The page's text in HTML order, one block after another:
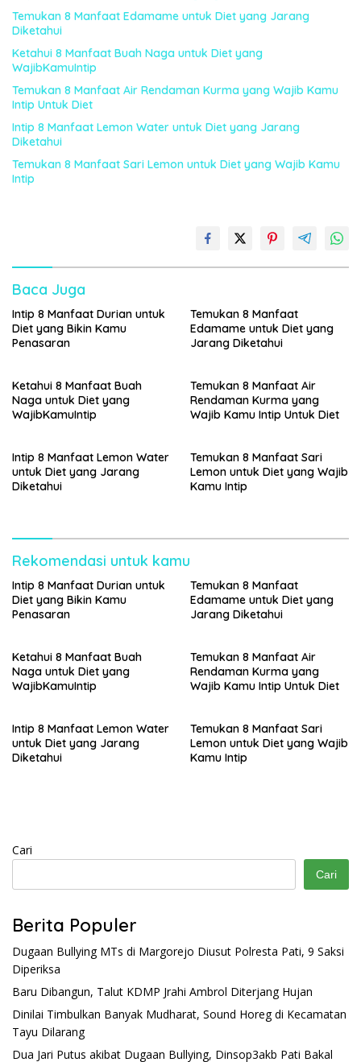
Temukan 8 Manfaat Edamame untuk Diet yang Jarang
Diketahui
Ketahui 8 Manfaat Buah Naga untuk Diet yang
WajibKamuIntip
Temukan 8 Manfaat Air Rendaman Kurma yang Wajib Kamu
Intip Untuk Diet
Intip 8 Manfaat Lemon Water untuk Diet yang Jarang
Diketahui
Temukan 8 Manfaat Sari Lemon untuk Diet yang Wajib Kamu
Intip
Baca Juga
Intip 8 Manfaat Durian untuk
Diet yang Bikin Kamu
Penasaran
Temukan 8 Manfaat
Edamame untuk Diet yang
Jarang Diketahui
Ketahui 8 Manfaat Buah
Naga untuk Diet yang
WajibKamuIntip
Temukan 8 Manfaat Air
Rendaman Kurma yang
Wajib Kamu Intip Untuk Diet
Intip 8 Manfaat Lemon Water
untuk Diet yang Jarang
Diketahui
Temukan 8 Manfaat Sari
Lemon untuk Diet yang Wajib
Kamu Intip
Rekomendasi untuk kamu
Intip 8 Manfaat Durian untuk
Diet yang Bikin Kamu
Penasaran
Temukan 8 Manfaat
Edamame untuk Diet yang
Jarang Diketahui
Ketahui 8 Manfaat Buah
Naga untuk Diet yang
WajibKamuIntip
Temukan 8 Manfaat Air
Rendaman Kurma yang
Wajib Kamu Intip Untuk Diet
Intip 8 Manfaat Lemon Water
untuk Diet yang Jarang
Diketahui
Temukan 8 Manfaat Sari
Lemon untuk Diet yang Wajib
Kamu Intip
Cari
Cari
Berita Populer
Dugaan Bullying MTs di Margorejo Diusut Polresta Pati, 9 Saksi
Diperiksa
Baru Dibangun, Talut KDMP Jrahi Ambrol Diterjang Hujan
Dinilai Timbulkan Banyak Mudharat, Sound Horeg di Kecamatan
Tayu Dilarang
Dua Jari Putus akibat Dugaan Bullying, Dinsop3akb Pati Bakal